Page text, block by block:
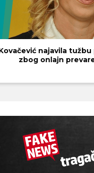
najavila
zbog onlajn